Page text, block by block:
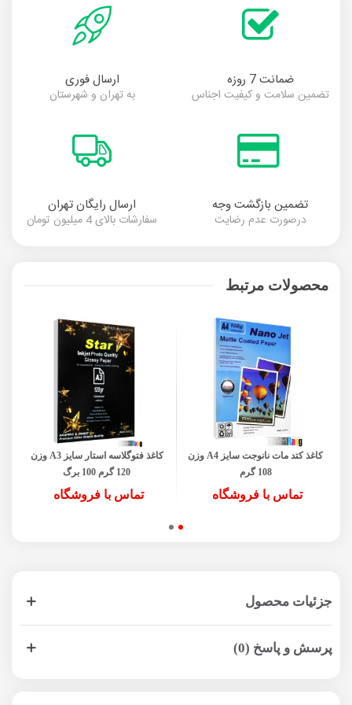
ضمانت 7 روزه
تضمین سلامت و کیفیت اجناس
ارسال فوری
به تهران و شهرستان
تضمین بازگشت وجه
درصورت عدم رضایت
ارسال رایگان تهران
سفارشات بالای 4 میلیون تومان
محصولات مرتبط
کاغذ کتد مات نانوجت سایز A4 وزن
108 گرم
تماس با فروشگاه
کاغذ فتوگلاسه استار سایز A3 وزن
120 گرم 100 برگ
تماس با فروشگاه
جزئیات محصول
پرسش و پاسخ (0)